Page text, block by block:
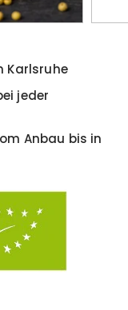
Karlsruhe
jeder
Anbau bis in